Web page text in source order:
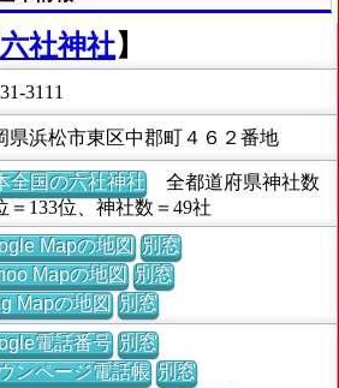
六社神社】
3111
県浜松市東区中郡町４６２番地
全国の六社神社全都道府県神社数
＝133位、神社数＝49社
Mapの地図 別窓
Mapの地図 別窓
Mapの地図 別窓
電話番号 別窓
ンページ電話帳 別窓